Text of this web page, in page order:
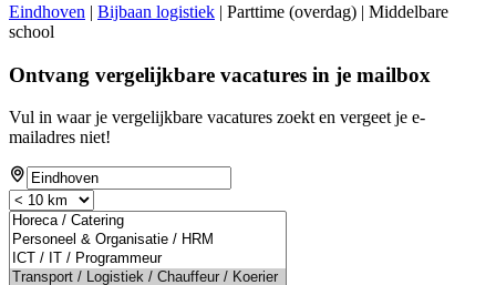
Eindhoven | Bijbaan logistiek | Parttime (overdag) | Middelbare
school
Ontvang vergelijkbare vacatures in je mailbox
Vul in waar je vergelijkbare vacatures zoekt en vergeet je e-
mailadres niet!